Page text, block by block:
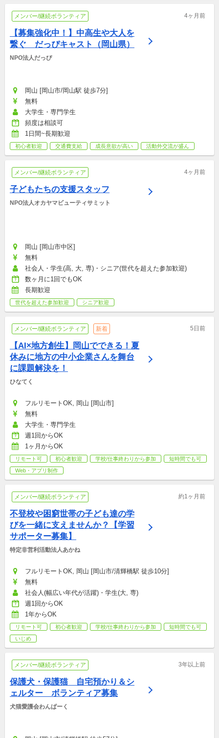
メンバー/継続ボランティア 4ヶ月前
【募集強化中！】中高生や大人を
繋ぐ　だっぴキャスト（岡山県）
NPO法人だっぴ
岡山 [岡山市/岡山駅 徒歩7分]
無料
大学生・専門学生
頻度は相談可
1日間~長期歓迎
初心者歓迎 交通費支給 成長意欲が高い 活動外交流が盛ん
メンバー/継続ボランティア 4ヶ月前
子どもたちの支援スタッフ
NPO法人オカヤマビューティサミット
岡山 [岡山市中区]
無料
社会人・学生(高, 大, 専)・シニア(世代を超えた参加歓迎)
数ヶ月に1回でもOK
長期歓迎
世代を超えた参加歓迎 シニア歓迎
メンバー/継続ボランティア 新着 5日前
【AI×地方創生】岡山でできる！夏
休みに地方の中小企業さんを舞台
に課題解決を！
ひなてく
フルリモートOK, 岡山 [岡山市]
無料
大学生・専門学生
週1回からOK
1ヶ月からOK
リモート可 初心者歓迎 学校/仕事終わりから参加
短時間でも可
Web・アプリ制作
メンバー/継続ボランティア 約1ヶ月前
不登校や困窮世帯の子ども達の学
びを一緒に支えませんか？【学習
サポーター募集】
特定非営利活動法人あかね
フルリモートOK, 岡山 [岡山市/清輝橋駅 徒歩10分]
無料
社会人(幅広い年代が活躍)・学生(大, 専)
週1回からOK
1年からOK
リモート可 初心者歓迎 学校/仕事終わりから参加
短時間でも可
いじめ
メンバー/継続ボランティア 3年以上前
保護犬・保護猫　自宅預かり＆シ
ェルター　ボランティア募集
犬猫愛護会わんぱーく